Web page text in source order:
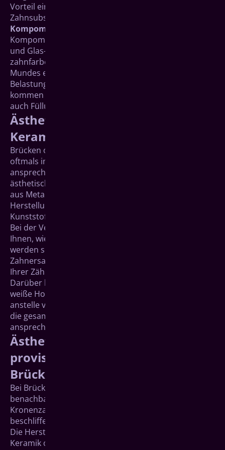
Vorteil einer sehr guten Verbindung zur übrigen
Zahnsubstanz und fluoridiert zusätzlich den Zahn.
Kompomere
Kompomere stellen eine Mischung aus Kompositen
und Glas-Ionomer-Zement dar. Sie sind ebenfalls
zahnfarben und können vor allem in Bereichen des
Mundes eingesetzt werden, in denen geringere
Belastungskräfte auf die Füllung einwirken. Hier
kommen vor allem die Frontzähne der Oberkiefer und
auch Füllungen an den Zahnhälsen infrage.
Ästhetische Verblendungen aus
Keramik oder Kunststoff
Brücken oder Kronen aus Metalllegierungen fallen
oftmals im Mund auf und sind daher optisch nicht die
ansprechendste Lösung. Um sie unauffällig und damit
ästhetisch zu gestalten, können die üblichen Gerüste
aus Metall mithilfe spezieller technischer
Herstellungsverfahren mit einer Keramik- oder
Kunststoffverblendung versehen werden.
Bei der Verblendung entscheiden wir gemeinsam mit
Ihnen, wie viel der gesamten Fläche verblendet
werden soll. Meist können Ihre Kronen oder anderer
Zahnersatz damit sehr ästhetisch in das Gesamtbild
Ihrer Zähne eingefügt werden.
Darüber hinaus kann für die Gerüste selbst eine
weiße Hochleistungskeramik, Zirkoniumdioxid,
anstelle von Metall verwendet werden. Dadurch wird
die gesamte Krone oder Brücke ästhetisch besonders
ansprechend gestaltet.
Ästhetische Materialien bei
provisorischen Kronen und
Brücken
Bei Brückenkonstruktionen und Kronen werden die
benachbarten „Pfeilerzähne“ bzw. bei Kronen der
Kronenzahn selbst präpariert, das heißt, sie werden
beschliffen.
Die Herstellung von Kronen und Brücken, ob aus
Keramik oder aus goldhaltigen Legierungen, erfolgt